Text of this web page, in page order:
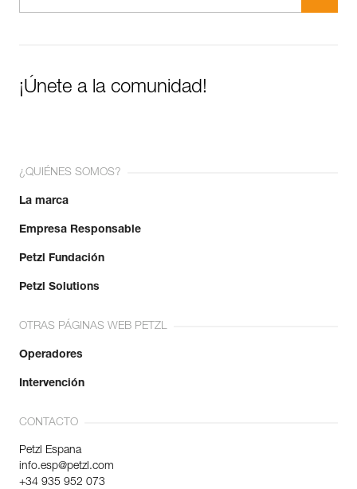
¡Únete a la comunidad!
¿QUIÉNES SOMOS?
La marca
Empresa Responsable
Petzl Fundación
Petzl Solutions
OTRAS PÁGINAS WEB PETZL
Operadores
Intervención
CONTACTO
Petzl Espana
info.esp@petzl.com
+34 935 952 073